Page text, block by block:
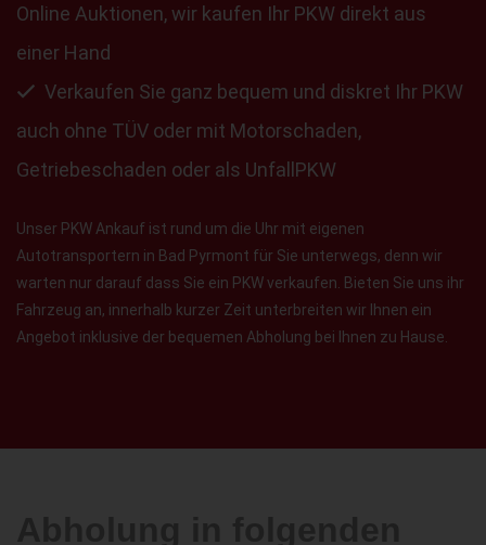
Online Auktionen, wir kaufen Ihr PKW direkt aus
einer Hand
Verkaufen Sie ganz bequem und diskret Ihr PKW
auch ohne TÜV oder mit Motorschaden,
Getriebeschaden oder als UnfallPKW
Unser PKW Ankauf ist rund um die Uhr mit eigenen
Autotransportern in Bad Pyrmont für Sie unterwegs, denn wir
warten nur darauf dass Sie ein PKW verkaufen. Bieten Sie uns ihr
Fahrzeug an, innerhalb kurzer Zeit unterbreiten wir Ihnen ein
Angebot inklusive der bequemen Abholung bei Ihnen zu Hause.